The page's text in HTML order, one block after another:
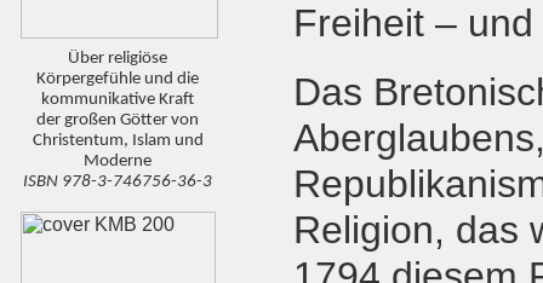
Über religiöse
Körpergefühle und die
kommunikative Kraft
der großen Götter von
Christentum, Islam und
Moderne
ISBN 978-3-746756-36-3
Freiheit –
Das
Religion, das